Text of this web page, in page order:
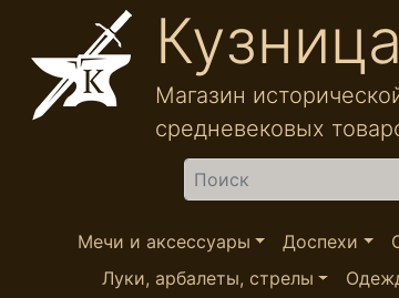
Перейти к основному содержанию
Кузница
Магазин
средневековых
Найти
Мечи и аксессуары Доспехи
Луки, арбалеты, стрелы